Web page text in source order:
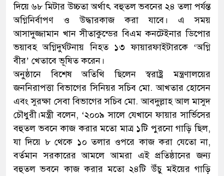
দিয়ে ৬৮ মিটার উচ্চতা অর্থাৎ বহুতল ভবনের ২৪ তলা পর্যন্ত
অগ্নিনির্বাপণ ও উদ্ধারকাজ করা যাবে। এ সময়
আসাদুজ্জামান খান সীতাকুন্ডের বিএম কনটেইনার ডিপোর
ভয়াবহ অগ্নিদুর্ঘটনায় নিহত ১৩ ফায়ারফাইটারকে ‘অগ্নি
বীর’ খেতাবে ভূষিত করেন।
অনুষ্ঠানে বিশেষ অতিথি ছিলেন স্বরাষ্ট্র মন্ত্রণালয়ের
জননিরাপত্তা বিভাগের সিনিয়র সচিব মো. আখতার হোসেন
এবং সুরক্ষা সেবা বিভাগের সচিব মো. আবদুল্লাহ আল মাসুদ
চৌধুরী।মন্ত্রী বলেন, ‘২০০৯ সালে যেখানে ফায়ার সার্ভিসের
বহুতল ভবনে কাজ করার মতো মাত্র ১টি পুরনো গাড়ি ছিল,
যা দিয়ে ৮ থেকে ১০ তলার ওপরে কাজ করা যেতো না,
বর্তমান সরকারের আমলে আমরা এই প্রতিষ্ঠানের জন্য
বহুতল ভবনে কাজ করার মতো ২৪টি উঁচু মইয়ের গাড়ি